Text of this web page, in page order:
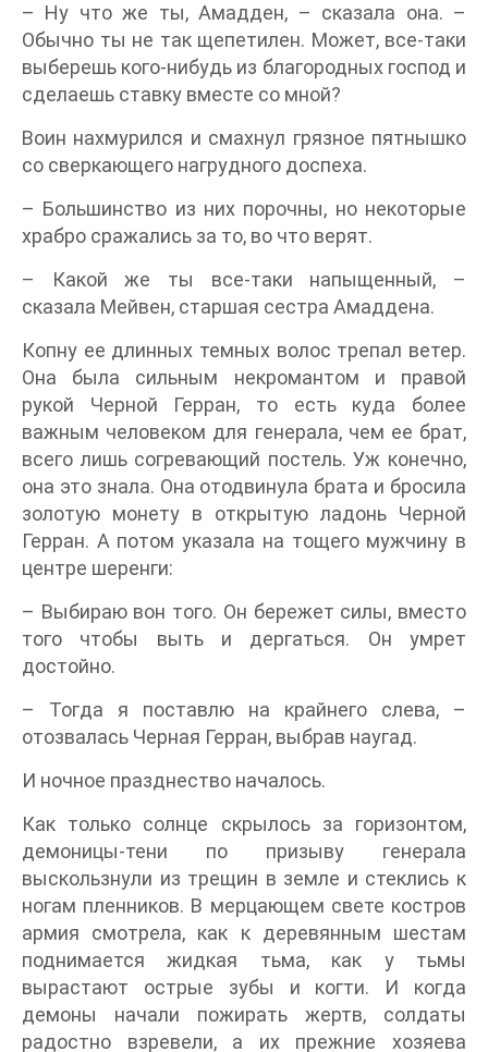
– Ну что же ты, Амадден, – сказала она. –
Обычно ты не так щепетилен. Может, все-таки
выберешь кого-нибудь из благородных господ и
сделаешь ставку вместе со мной?
Воин нахмурился и смахнул грязное пятнышко
со сверкающего нагрудного доспеха.
– Большинство из них порочны, но некоторые
храбро сражались за то, во что верят.
– Какой же ты все-таки напыщенный, –
сказала Мейвен, старшая сестра Амаддена.
Копну ее длинных темных волос трепал ветер.
Она была сильным некромантом и правой
рукой Черной Герран, то есть куда более
важным человеком для генерала, чем ее брат,
всего лишь согревающий постель. Уж конечно,
она это знала. Она отодвинула брата и бросила
золотую монету в открытую ладонь Черной
Герран. А потом указала на тощего мужчину в
центре шеренги:
– Выбираю вон того. Он бережет силы, вместо
того чтобы выть и дергаться. Он умрет
достойно.
– Тогда я поставлю на крайнего слева, –
отозвалась Черная Герран, выбрав наугад.
И ночное празднество началось.
Как только солнце скрылось за горизонтом,
демоницы-тени по призыву генерала
выскользнули из трещин в земле и стеклись к
ногам пленников. В мерцающем свете костров
армия смотрела, как к деревянным шестам
поднимается жидкая тьма, как у тьмы
вырастают острые зубы и когти. И когда
демоны начали пожирать жертв, солдаты
радостно взревели, а их прежние хозяева